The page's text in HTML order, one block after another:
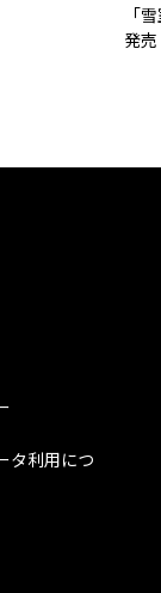
「
発売
タ利用につ